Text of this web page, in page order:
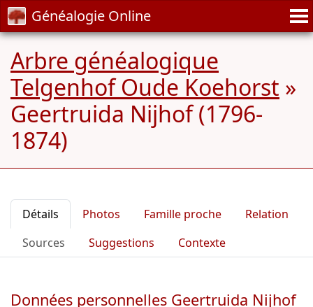
Généalogie Online
Arbre généalogique
Telgenhof Oude Koehorst »
Geertruida Nijhof (1796-
1874)
Détails Photos Famille proche
Relation
Sources
Suggestions Contexte
Données personnelles Geertruida Nijhof